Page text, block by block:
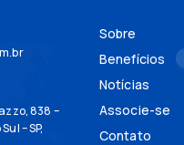
838 –
– SP,
Sobre
Benefícios
Notícias
Associe-se
Contato